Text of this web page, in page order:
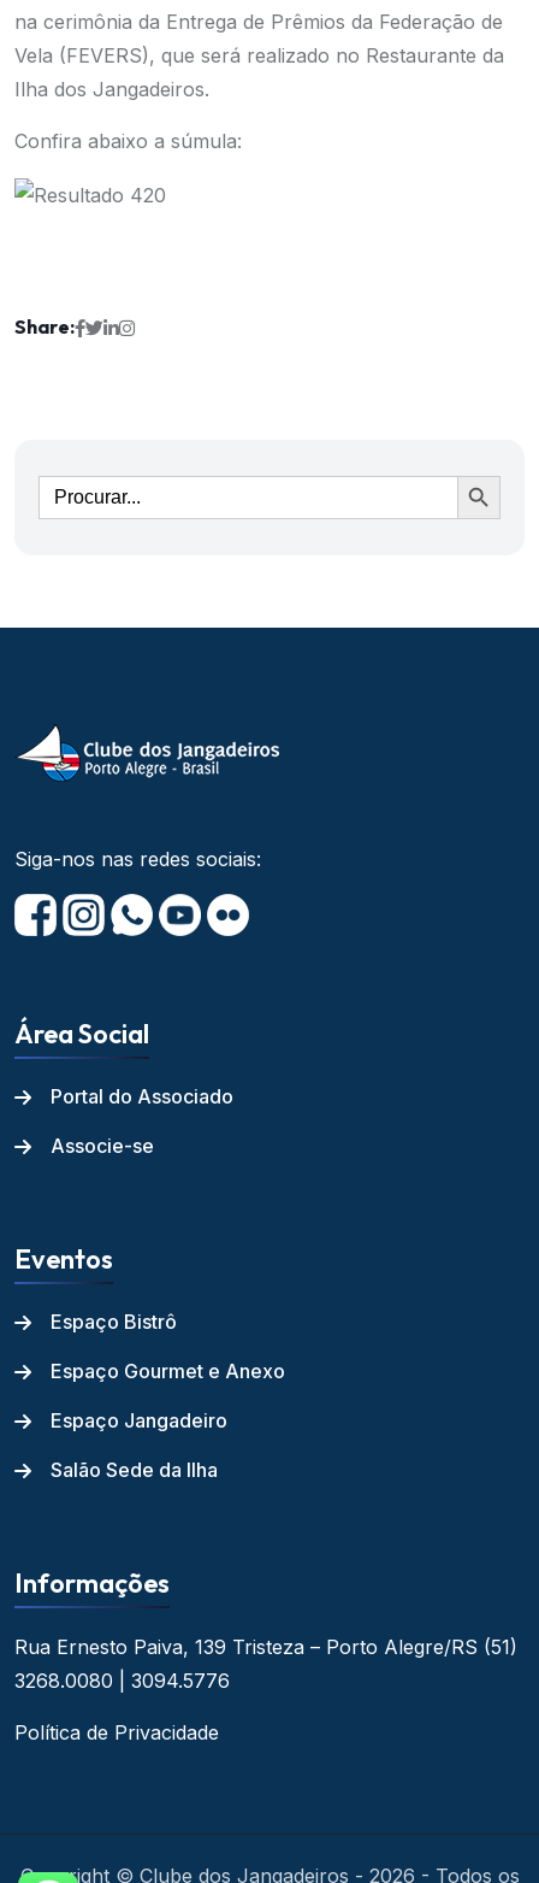
na cerimônia da Entrega de Prêmios da Federação de
Vela (FEVERS), que será realizado no Restaurante da
Ilha dos Jangadeiros.
Confira abaixo a súmula:
Share:
Ir
Siga-nos nas redes sociais:
Área Social
Portal do Associado
Associe-se
Eventos
Espaço Bistrô
Espaço Gourmet e Anexo
Espaço Jangadeiro
Salão Sede da Ilha
Informações
Rua Ernesto Paiva, 139 Tristeza – Porto Alegre/RS (51)
3268.0080 | 3094.5776
Política de Privacidade
Copyright © Clube dos Jangadeiros - 2026 - Todos os